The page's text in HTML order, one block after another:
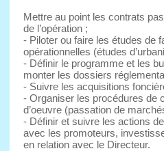
Mettre au point les contrats
de l’opération ;
- Piloter ou faire les études de
opérationnelles (études
- Définir le programme et les
monter les dossiers
- Suivre les acquisitions
- Organiser les procédures de
d’oeuvre (passation de
- Définir et suivre les actions
avec les promoteurs,
en relation avec le Directeur.